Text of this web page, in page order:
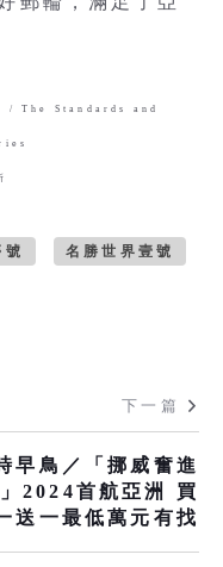
The Standards and
號 名勝世界壹號
下一篇
早鳥／「挪威奮進
2024首航亞洲 買
送一最低萬元有找